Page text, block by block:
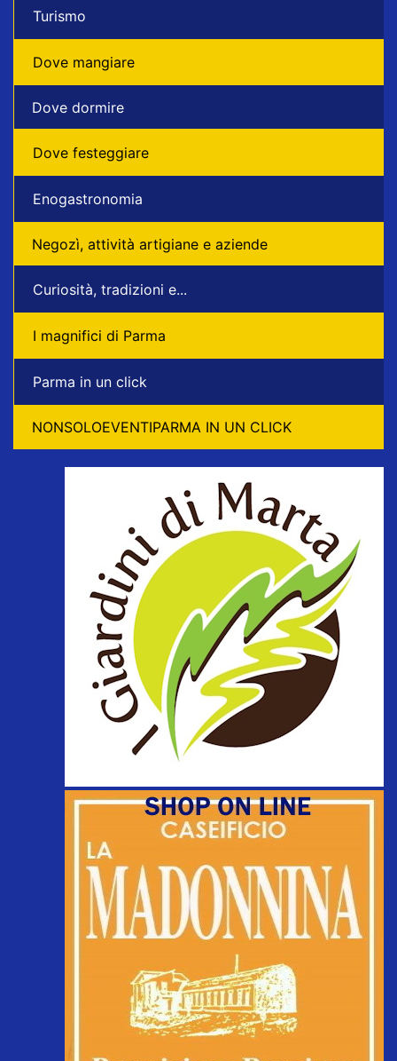
Turismo
Dove mangiare
Dove dormire
Dove festeggiare
Enogastronomia
Negozì, attività artigiane e aziende
Curiosità, tradizioni e...
I magnifici di Parma
Parma in un click
NONSOLOEVENTIPARMA IN UN CLICK